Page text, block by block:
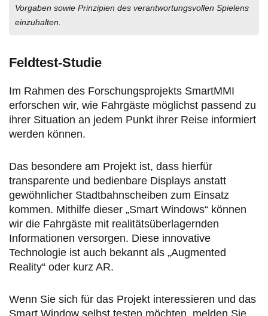
Vorgaben sowie Prinzipien des verantwortungsvollen Spielens
einzuhalten.
Feldtest-Studie
Im Rahmen des Forschungsprojekts SmartMMI
erforschen wir, wie Fahrgäste möglichst passend zu
ihrer Situation an jedem Punkt ihrer Reise informiert
werden können.
Das besondere am Projekt ist, dass hierfür
transparente und bedienbare Displays anstatt
gewöhnlicher Stadtbahnscheiben zum Einsatz
kommen. Mithilfe dieser „Smart Windows“ können
wir die Fahrgäste mit realitätsüberlagernden
Informationen versorgen. Diese innovative
Technologie ist auch bekannt als „Augmented
Reality“ oder kurz AR.
Wenn Sie sich für das Projekt interessieren und das